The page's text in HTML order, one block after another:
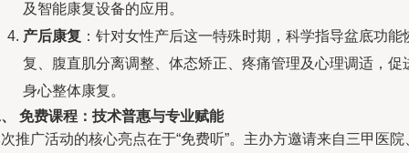
及智能康复设备的应用。
产后康复 ：针对女性产后这一特殊时期，科学指导盆底功能
复、腹直肌分离调整、体态矫正、疼痛管理及心理调适，促
身心整体康复。
免费课程：技术普惠与专业赋能
推广活动的核心亮点在于“免费听”。主办方邀请来自三甲医院